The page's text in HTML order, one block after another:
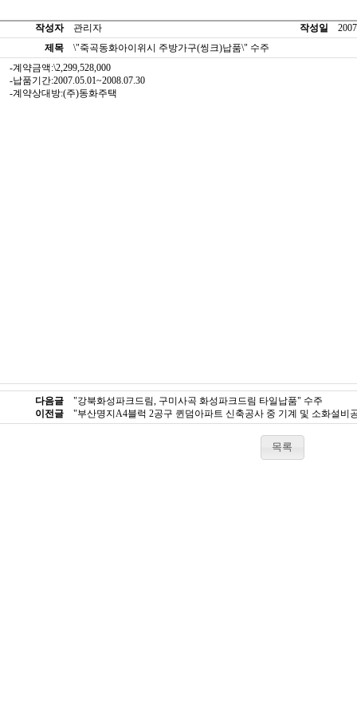
작성자 관리자 작성일
제목
\"죽곡동화아이위시 주방가구(씽크)납품\" 수주
-계약금액:\2,299,528,000
-납품기간:2007.05.01~2008.07.30
-계약상대방:(주)동화주택
다음글
"강북화성파크드림, 구미사곡 화성파크드림 타일납품" 수주
이전글
"부산명지A4블럭 2공구 퀸덤아파트 신축공사 중 기계 및 소화설비
목록